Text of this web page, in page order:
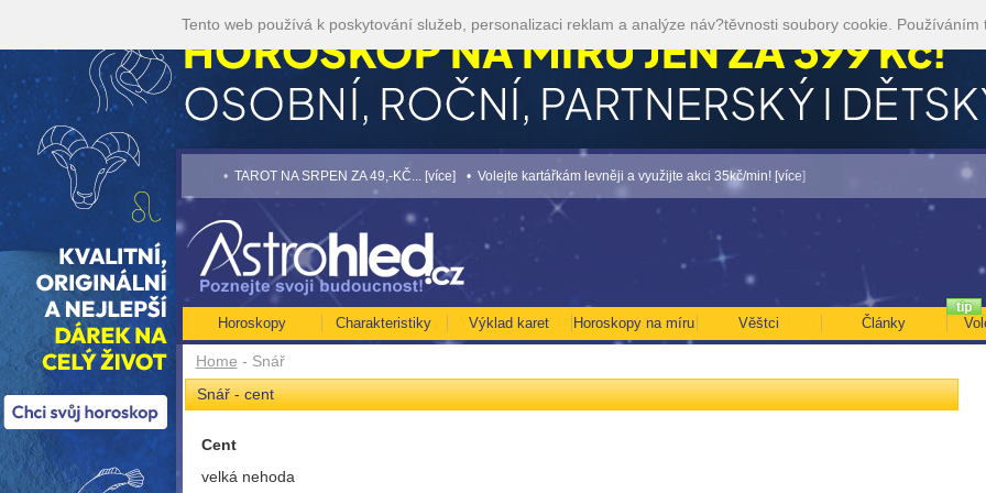
Home - Snář
Snář - cent
Cent
velká nehoda
Horoskopy Charakteristiky Výklad karet Horoskopy na míru Věštci Články
NA ROK 2026...[více] • TAROT NA SRPEN ZA 49,-KČ... [více] • Volejte kartářkám levněji a využijte akci 35kč/min! [více] • NEJVĚTŠÍ ROČNÍ
Tento web používá k poskytování služeb, personalizaci reklam a analýze náv?těvnosti soubory cookie. Používáním